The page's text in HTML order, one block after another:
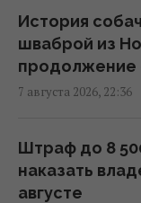
В результате
крупнейший
21:32 пятница, 07
РЭБ не
рассказал о
21:21 пятница, 07
История
шваброй из
продолжение
7 августа 2026, 22:36
Штраф до 8
наказать
августе